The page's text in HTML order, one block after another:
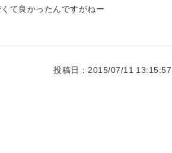
て良かったんですがねー
投稿日：2015/07/11 13:15:57